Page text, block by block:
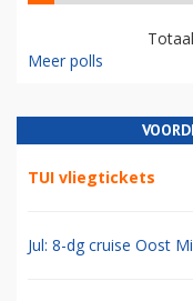
Meer polls
TUI vliegtickets
Jul: 8-dg cruise Oost